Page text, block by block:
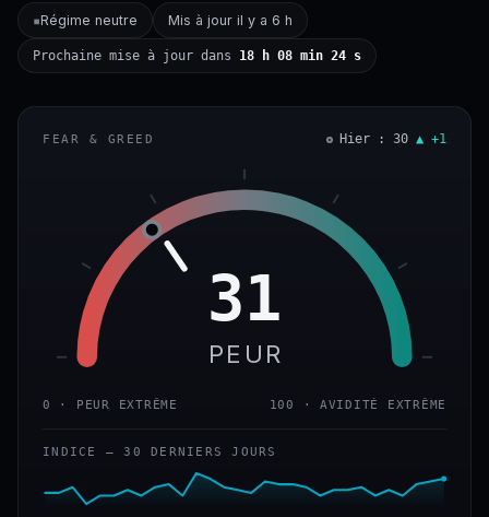
▪Régime neutre Mis à jour il y a 6 h
Prochaine mise à jour dans 18 h 08 min 23 s
FEAR & GREED Hier : 30 ▲ +1
31
PEUR
0 · PEUR EXTRÊME 100 · AVIDITÉ EXTRÊME
INDICE — 30 DERNIERS JOURS